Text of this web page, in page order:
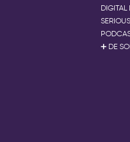
🍪 Bienvenue ! On vous
Nous utilisons des cookies
DIGITAL
➕ DE